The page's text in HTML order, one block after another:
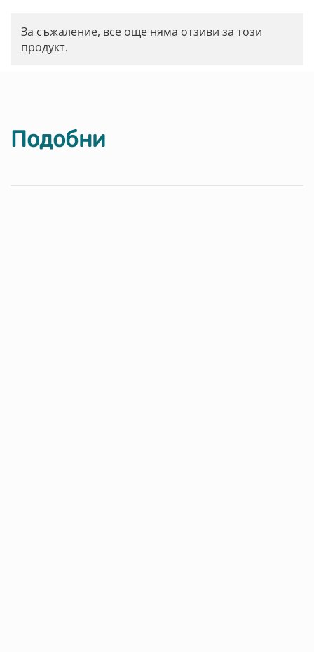
За съжаление, все още няма отзиви за този
продукт.
Подобни